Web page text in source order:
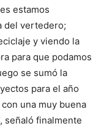
estamos
del vertedero;
y viendo la
para que podamos
se sumó la
para el año
una muy buena
señaló finalmente